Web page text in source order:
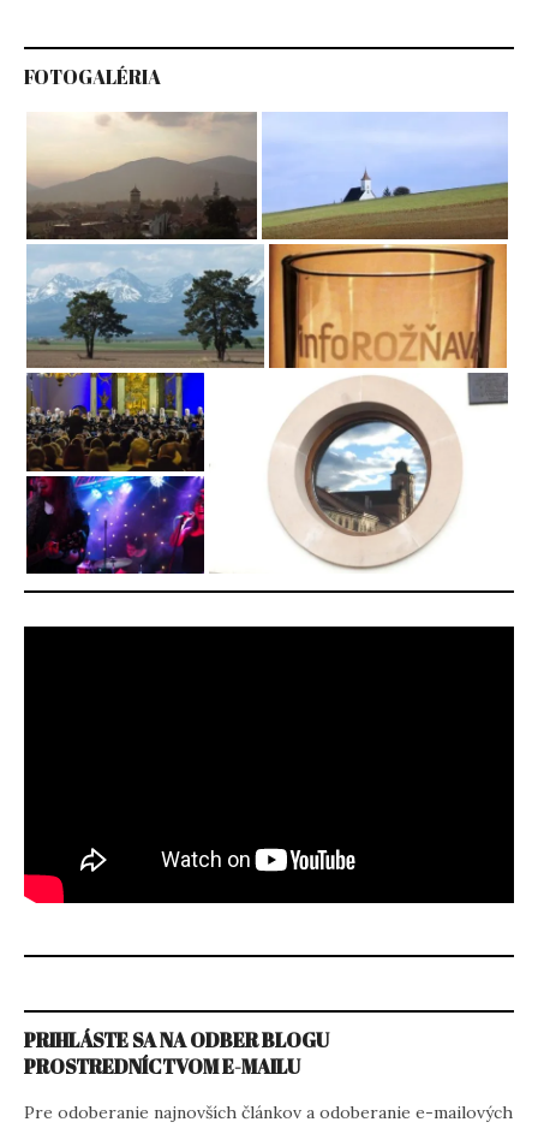
FOTOGALÉRIA
PRIHLÁSTE SA NA ODBER BLOGU
PROSTREDNÍCTVOM E-MAILU
Pre odoberanie najnovších článkov a odoberanie e-mailových